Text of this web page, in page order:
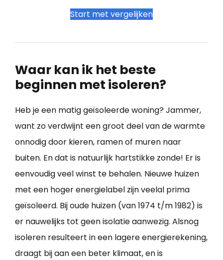
Start met vergelijken
Waar kan ik het beste
beginnen met isoleren?
Heb je een matig geïsoleerde woning? Jammer,
want zo verdwijnt een groot deel van de warmte
onnodig door kieren, ramen of muren naar
buiten. En dat is natuurlijk hartstikke zonde! Er is
eenvoudig veel winst te behalen. Nieuwe huizen
met een hoger energielabel zijn veelal prima
geïsoleerd. Bij oude huizen (van 1974 t/m 1982) is
er nauwelijks tot geen isolatie aanwezig. Alsnog
isoleren resulteert in een lagere energierekening,
draagt bij aan een beter klimaat, en is